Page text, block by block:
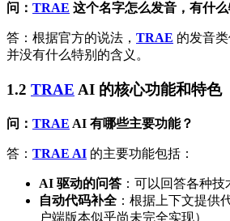
问： TRAE 这个名字怎么发音，有什
答：根据官方的说法， TRAE 的发音类
并没有什么特别的含义。
1.2 TRAE AI 的核心功能和特色
问： TRAE AI 有哪些主要功能？
答： TRAE AI 的主要功能包括：
AI 驱动的问答 ：可以回答各种技
自动代码补全 ：根据上下文提供
户端版本似乎尚未完全实现）